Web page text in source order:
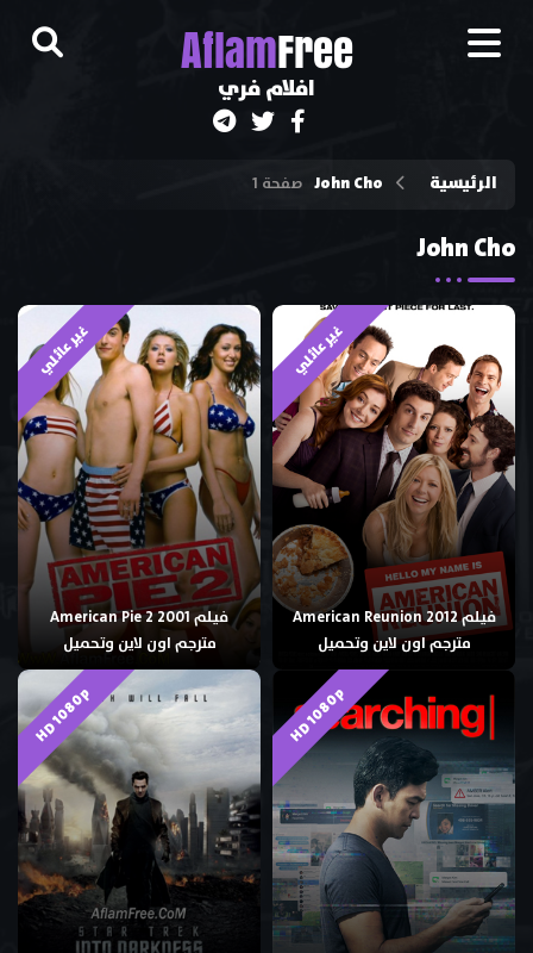
AflamFree
افلام فري
الرئيسية John Cho صفحة 1
John Cho
غير عائلي
فيلم American Reunion 2012
مترجم اون لاين وتحميل
غير عائلي
فيلم American Pie 2 2001
مترجم اون لاين وتحميل
HD 1080p
HD 1080p